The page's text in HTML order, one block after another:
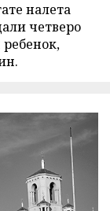
налета
четверо